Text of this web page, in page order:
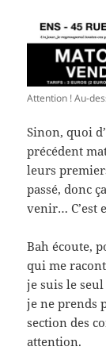
Attention ! Au-
Sinon, quoi
précédent
leurs
passé, donc
venir… C’est
Bah écoute,
qui me
je suis le
je ne prends
section des
attention.